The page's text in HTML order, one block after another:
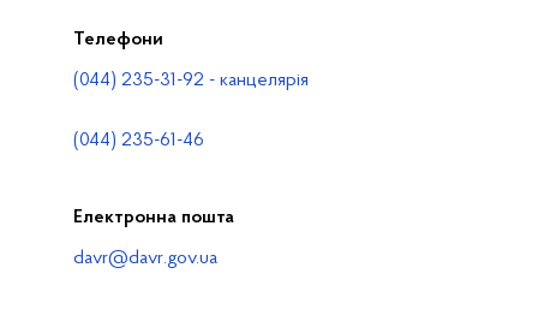
Телефони
(044) 235-31-92 - канцелярія
(044) 235-61-46
Електронна пошта
davr@davr.gov.ua